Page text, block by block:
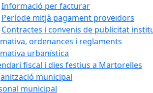
Informació per facturar
Període mitjà pagament proveïdors
Contractes i convenis de publicitat
ordenances i reglaments
urbanística
fiscal i dies festius a Martorelles
municipal
municipal